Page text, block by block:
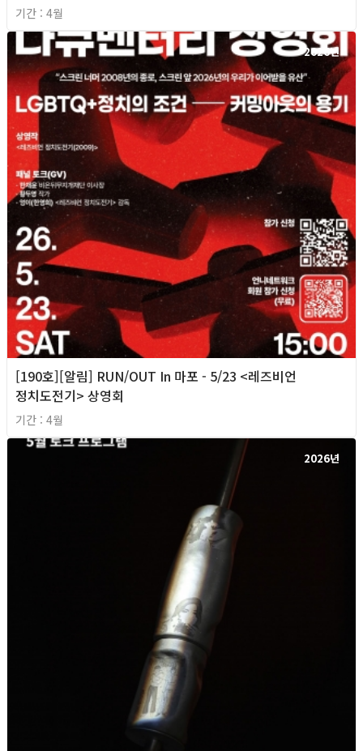
기간 : 4월
2026년
[190호][알림] RUN/OUT In 마포 - 5/23 <레즈비언
정치도전기> 상영회
기간 : 4월
2026년